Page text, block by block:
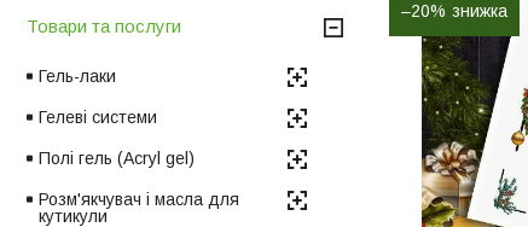
–20%
Товари та послуги
Гель-лаки
Гелеві системи
Полі гель (Acryl gel)
Розм'якчувач і масла для
кутикули